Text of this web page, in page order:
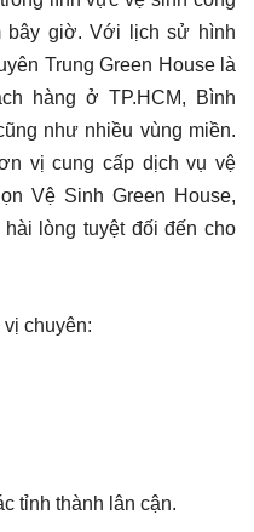
bây giờ. Với lịch sử hình
Trung Green House là
hàng ở TP.HCM, Bình
như nhiều vùng miền.
vị cung cấp dịch vụ vệ
Vệ Sinh Green House,
lòng tuyệt đối đến cho
chuyên:
tỉnh thành lân cận.